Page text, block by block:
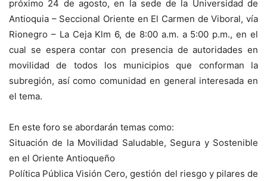
próximo 24 de agosto, en la sede de la Universidad de
Antioquia – Seccional Oriente en El Carmen de Viboral, vía
Rionegro – La Ceja Klm 6, de 8:00 a.m. a 5:00 p.m., en el
cual se espera contar con presencia de autoridades en
movilidad de todos los municipios que conforman la
subregión, así como comunidad en general interesada en
el tema.
En este foro se abordarán temas como:
Situación de la Movilidad Saludable, Segura y Sostenible
en el Oriente Antioqueño
Política Pública Visión Cero, gestión del riesgo y pilares de